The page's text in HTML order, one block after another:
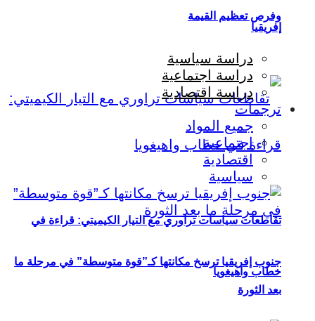
إفريقيا
تقاطعات سياسات تراوري مع التيار الكيميتي: قراءة في
خطاب واهيغويا
وفرص تعظيم القيمة
دراسة سياسية
دراسة اجتماعية
دراسة اقتصادية
ترجمات
جميع المواد
اجتماعية
اقتصادية
سياسية
جنوب إفريقيا ترسخ مكانتها كـ”قوة متوسطة” في مرحلة ما
بعد الثورة